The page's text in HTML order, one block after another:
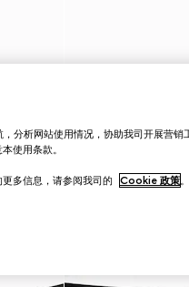
分析网站使用情况，协助我司开展营销
使用条款。
多信息，请参阅我司的 Cookie 政策。